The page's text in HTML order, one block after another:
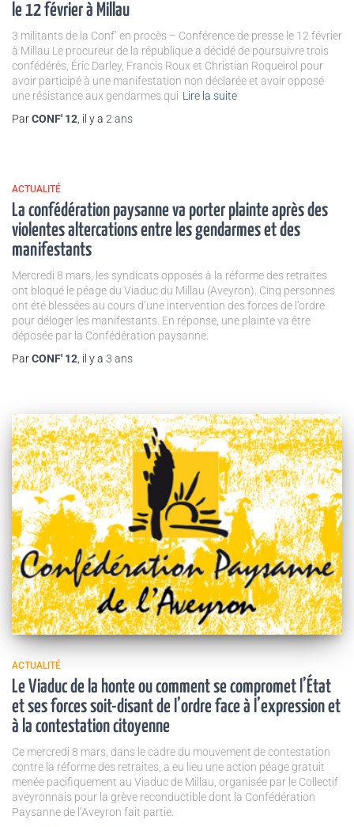
le 12 février à Millau
3 militants de la Conf’ en procès – Conférence de presse le 12 février
à Millau Le procureur de la république a décidé de poursuivre trois
confédérés, Éric Darley, Francis Roux et Christian Roqueirol pour
avoir participé à une manifestation non déclarée et avoir opposé
une résistance aux gendarmes qui Lire la suite
ParCONF' 12, il y a 2 ans
ACTUALITÉ
La confédération paysanne va porter plainte après des
violentes altercations entre les gendarmes et des
manifestants
Mercredi 8 mars, les syndicats opposés à la réforme des retraites
ont bloqué le péage du Viaduc du Millau (Aveyron). Cinq personnes
ont été blessées au cours d’une intervention des forces de l’ordre
pour déloger les manifestants. En réponse, une plainte va être
déposée par la Confédération paysanne.
ParCONF' 12, il y a 3 ans
ACTUALITÉ
Le Viaduc de la honte ou comment se compromet l’État
et ses forces soit-disant de l’ordre face à l’expression et
à la contestation citoyenne
Ce mercredi 8 mars, dans le cadre du mouvement de contestation
contre la réforme des retraites, a eu lieu une action péage gratuit
menée pacifiquement au Viaduc de Millau, organisée par le Collectif
aveyronnais pour la grève reconductible dont la Confédération
Paysanne de l’Aveyron fait partie.